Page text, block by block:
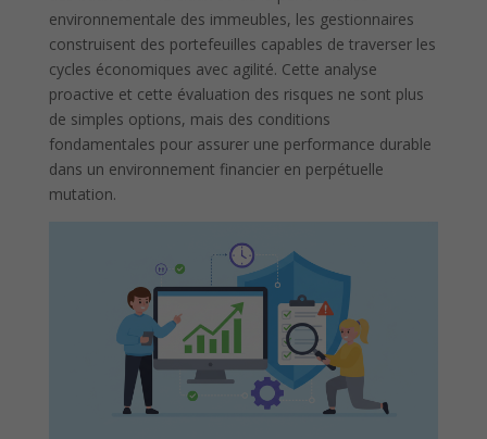
environnementale des immeubles, les gestionnaires
construisent des portefeuilles capables de traverser les
cycles économiques avec agilité. Cette analyse
proactive et cette évaluation des risques ne sont plus
de simples options, mais des conditions
fondamentales pour assurer une performance durable
dans un environnement financier en perpétuelle
mutation.